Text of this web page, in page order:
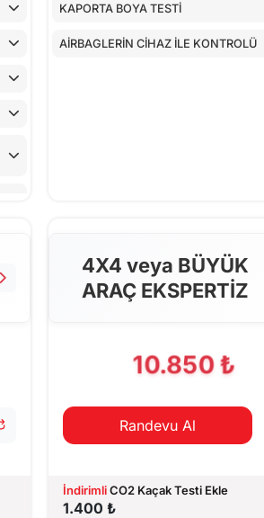
KAPORTA BOYA TESTİ
AİRBAGLERİN CİHAZ İLE KONTROLÜ
4X4 veya BÜYÜK
ARAÇ EKSPERTİZ
10.850 ₺
Randevu Al
İndirimliCO2 Kaçak Testi Ekle
1.400 ₺